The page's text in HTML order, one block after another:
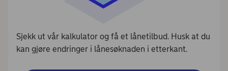
Sjekk ut vår kalkulator og få et lånetilbud. Husk at du
kan gjøre endringer i lånesøknaden i etterkant.